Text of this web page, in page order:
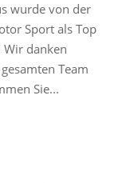
wurde von der
Sport als Top
danken
Team
Sie...